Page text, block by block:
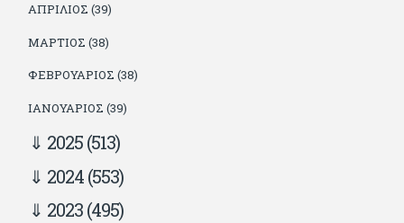
ΑΠΡΊΛΙΟΣ (39)
ΜΆΡΤΙΟΣ (38)
ΦΕΒΡΟΥΆΡΙΟΣ (38)
ΙΑΝΟΥΆΡΙΟΣ (39)
2025(513)
2024(553)
2023(495)